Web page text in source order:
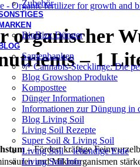
Zubehör
BioBizz Dünger
Samenbanken
🌱 Cannabis-Stecklinge: Die
Blog Growshop Produkte
Komposttee
Dünger Informationen
Informationen zur Düngung in
Blog Living Soil
Living Soil Rezepte
Super Soil & Living Soil
Living Soil – lebendige Erde
Living Soil Info
- Organic fertilizer for growth and
organischer
– 1
– Fördert kräftige
und Mikroorganismen